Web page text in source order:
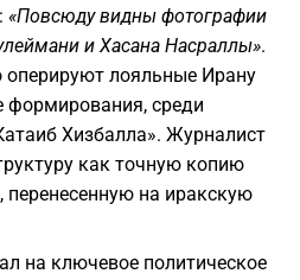
«Повсюду видны фотографии
и Хасана Насраллы».
оперируют лояльные Ирану
формирования, среди
Хизбалла». Журналист
как точную копию
перенесенную на иракскую
на ключевое политическое